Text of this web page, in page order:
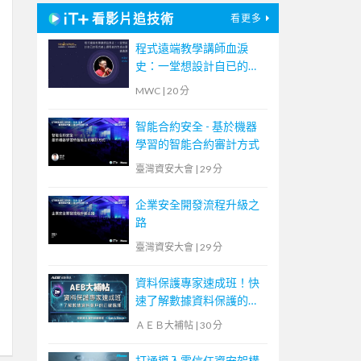
看影片追技術 看更多
程式遠端教學講師血淚
史：一堂想設計自已的程
式線上課程者的先修必要
MWC | 20 分
智能合約安全 - 基於機器
學習的智能合約審計方式
臺灣資安大會 | 29 分
企業安全開發流程升級之
路
臺灣資安大會 | 29 分
資料保護專家速成班！快
速了解數據資料保護的正
確選擇【宏碁資訊網路學
ＡＥＢ大補帖 | 30 分